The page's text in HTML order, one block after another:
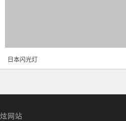
日本闪光灯
炫网站